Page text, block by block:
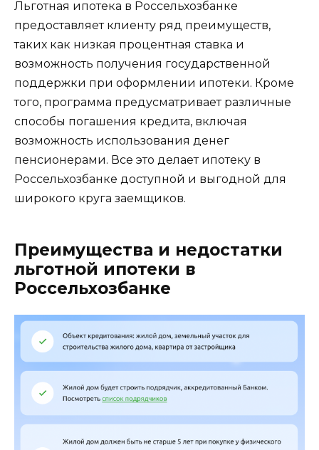
Льготная ипотека в Россельхозбанке
предоставляет клиенту ряд преимуществ,
таких как низкая процентная ставка и
возможность получения государственной
поддержки при оформлении ипотеки. Кроме
того, программа предусматривает различные
способы погашения кредита, включая
возможность использования денег
пенсионерами. Все это делает ипотеку в
Россельхозбанке доступной и выгодной для
широкого круга заемщиков.
Преимущества и недостатки
льготной ипотеки в
Россельхозбанке